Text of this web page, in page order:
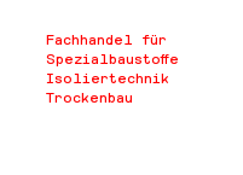
Fachhandel für
Spezialbaustoffe
Isoliertechnik
Trockenbau